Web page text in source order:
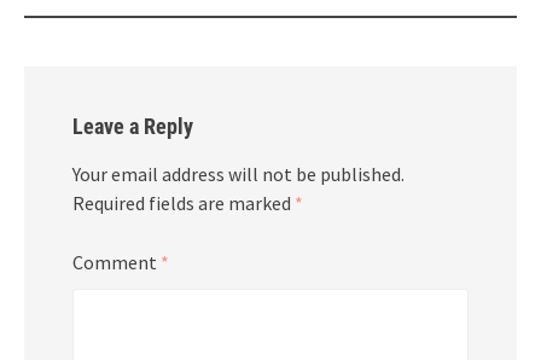
Leave a Reply
Your email address will not be published.
Required fields are marked *
Comment *